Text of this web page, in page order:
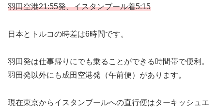
羽田空港21:55発、イスタンブール着5:15
日本とトルコの時差は6時間です。
羽田発は仕事帰りにでも乗ることができる時間帯で便利。
羽田発以外にも成田空港発（午前便）があります。
現在東京からイスタンブールへの直行便はターキッシュエ